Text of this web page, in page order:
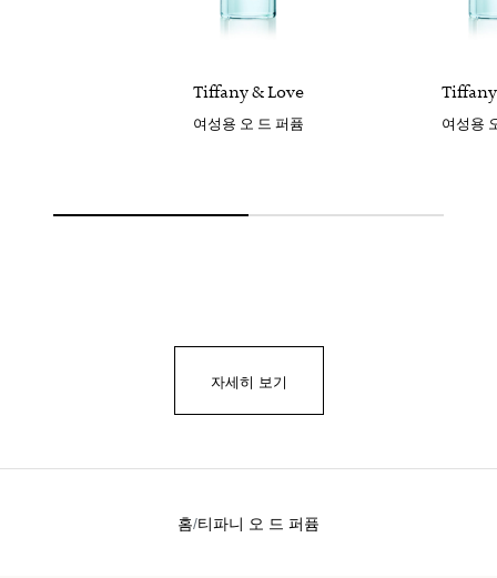
Tiffany & Love
여성용 오 드 퍼퓸 여성용
자세히 보기
홈 티파니 오 드 퍼퓸